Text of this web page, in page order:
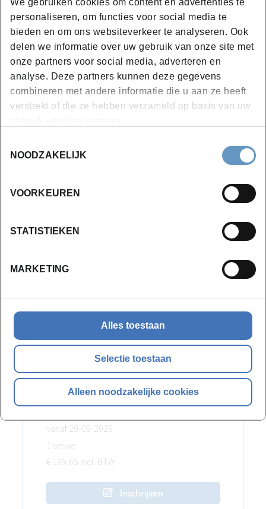
personaliseren, om functies voor social media te
bieden en om ons websiteverkeer te analyseren. Ook
delen we informatie over uw gebruik van onze site met
onze partners voor social media, adverteren en
analyse. Deze partners kunnen deze gegevens
combineren met andere informatie die u aan ze heeft
verstrekt of die ze hebben verzameld op basis van uw
NOODZAKELIJK
VOORKEUREN
STATISTIEKEN
MARKETING
Alles toestaan
Selectie toestaan
Alleen noodzakelijke cookies
Inleiding
Belastingheffing versus vrijstelling
Leveringen van onroerende goederen
Terbeschikkingstelling van onroerende
goederen
De belangrijkste verlaagde btw-tarieven in de
woningen
Toepassingsvoorwaarden, twistpunten en
Locaties en data
Webinar
vanaf 29-09-2026
1 sessie
€ 199,65 incl. BTW
Inschrijven